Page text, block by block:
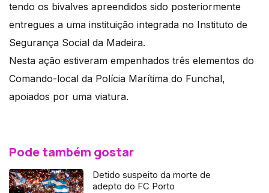
tendo os bivalves apreendidos sido posteriormente
entregues a uma instituição integrada no Instituto de
Segurança Social da Madeira.
Nesta ação estiveram empenhados três elementos do
Comando-local da Polícia Marítima do Funchal,
apoiados por uma viatura.
Pode também gostar
Detido suspeito da morte de
adepto do FC Porto